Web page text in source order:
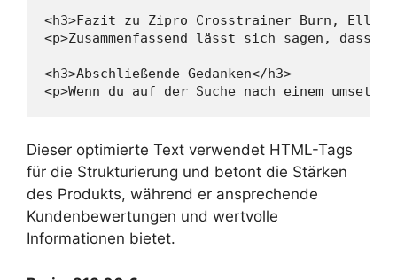
<h3>Fazit zu Zipro Crosstrainer Burn,
<p>Zusammenfassend lässt sich sagen,
<h3>Abschließende Gedanken</h3>
<p>Wenn du auf der Suche nach einem
Dieser optimierte Text verwendet HTML-Tags
für die Strukturierung und betont die Stärken
des Produkts, während er ansprechende
Kundenbewertungen und wertvolle
Informationen bietet.